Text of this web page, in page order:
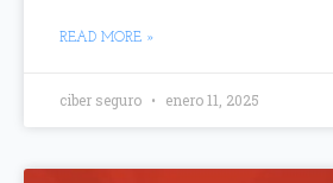
READ MORE »
ciber seguro enero 11, 2025